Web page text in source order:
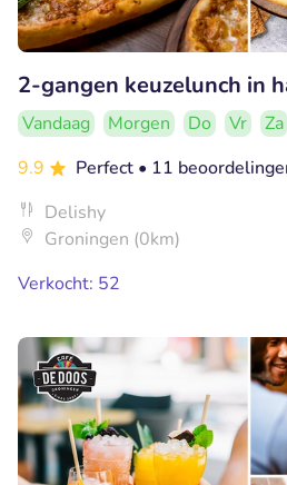
2-gangen keuzelunch in
Vandaag Morgen Do Vr Za
9.9
Perfect • 11
Delishy
Groningen (0km)
Verkocht: 52